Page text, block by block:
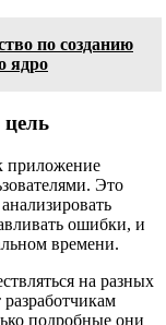
по созданию
ядро
цель
приложение
Это
ошибки, и
времени.
на разных
подробные они